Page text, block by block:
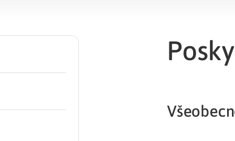
Zdravotné poistenie pre cudzincov
Prečo Union